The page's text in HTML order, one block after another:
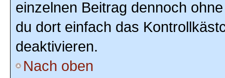
einzelnen Beitrag dennoch
du dort einfach das
deaktivieren.
Nach oben